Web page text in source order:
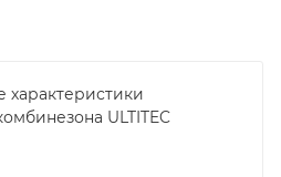
характеристики
ULTITEC